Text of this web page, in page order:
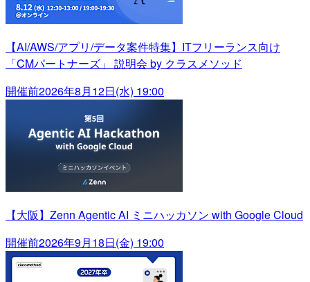
【AI/AWS/アプリ/データ案件特集】ITフリーランス向け
「CMパートナーズ」 説明会 by クラスメソッド
開催前2026年8月12日(水) 19:00
【大阪】Zenn Agentic AI ミニハッカソン with Google Cloud
開催前2026年9月18日(金) 19:00